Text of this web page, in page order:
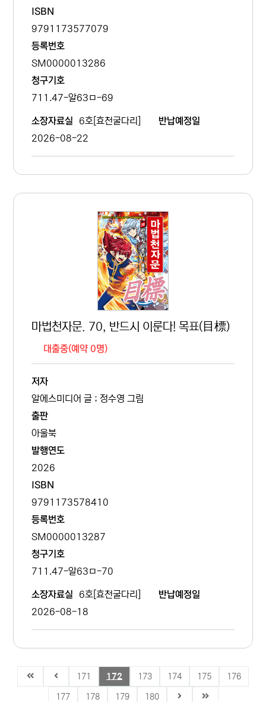
ISBN
9791173577079
등록번호
SM0000013286
청구기호
711.47-알63ㅁ-69
소장자료실 6호[효천굴다리] 반납예정일
2026-08-22
마법천자문. 70, 반드시 이룬다! 목표(目標)
대출중(예약 0명)
저자
알에스미디어 글 ; 정수영 그림
출판
아울북
발행연도
2026
ISBN
9791173578410
등록번호
SM0000013287
청구기호
711.47-알63ㅁ-70
소장자료실 6호[효천굴다리] 반납예정일
2026-08-18
171 172 173 174 175 176
177 178 179 180